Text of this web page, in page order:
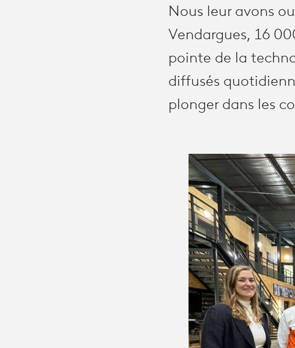
Nous leur avons
Vendargues, 16
pointe de la
diffusés
plonger dans les